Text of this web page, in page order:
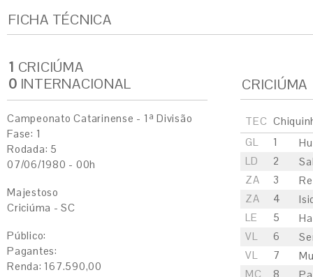
FICHA TÉCNICA
1 CRICIÚMA
0 INTERNACIONAL
Campeonato Catarinense - 1ª Divisão
Fase: 1
Rodada: 5
07/06/1980 - 00h
Majestoso
Criciúma - SC
Público:
Pagantes:
Renda: 167.590,00
CRICIÚMA
TEC
GL
1
LD
2
ZA
3
ZA
4
LE
5
VL
6
VL
7
MC
8